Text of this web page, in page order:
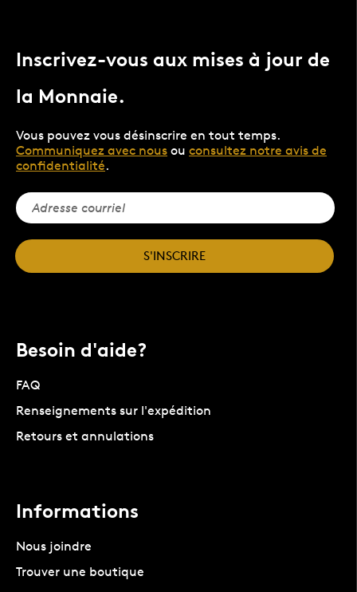
Inscrivez-vous aux mises à jour de
la Monnaie.
Vous pouvez vous désinscrire en tout temps.
Communiquez avec nous ou consultez notre avis de
confidentialité.
S'INSCRIRE
Besoin d'aide?
FAQ
Renseignements sur l'expédition
Retours et annulations
Informations
Nous joindre
Trouver une boutique